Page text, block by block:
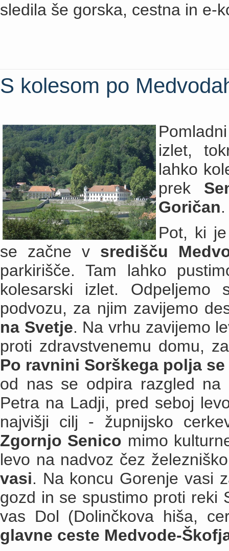
sledila še gorska, cestna in e-
S kolesom po
izlet,
lahko
prek
Goričan.
Pot, ki
se začne v središču
parkirišče. Tam lahko
kolesarski izlet. Odpeljemo
podvozu, za njim zavijemo
na Svetje. Na vrhu zavijemo
proti zdravstvenemu domu,
Po ravnini Sorškega polja
od nas se odpira razgled
Petra na Ladji, pred seboj
najvišji cilj - župnijsko
Zgornjo Senico mimo
levo na nadvoz čez
vasi. Na koncu Gorenje vasi
gozd in se spustimo proti reki
vas Dol (Dolinčkova hiša,
glavne ceste Medvode-